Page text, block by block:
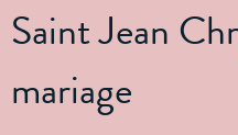
Saint Jean
mariage